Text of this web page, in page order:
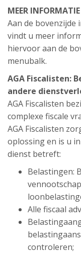
MEER INFORMATIE
Aan de bovenzijde
vindt u meer
hiervoor aan de
menubalk.
AGA Fiscalisten:
andere
AGA Fiscalisten
complexe fiscale
AGA Fiscalisten
oplossing en is u
dienst betreft:
Belastingen:
Alle fiscaal
controleren;